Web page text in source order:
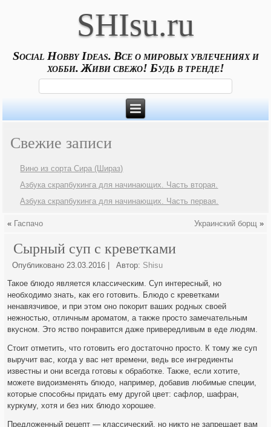
SHIsu.ru
Social Hobby Ideas. Все о мировых увлечениях и
хобби. Живи свежо! Будь в тренде!
Свежие записи
Вино из сорта Сира (Шираз)
Азбука скрапбукинга для начинающих. Часть вторая.
Азбука скрапбукинга для начинающих. Часть первая.
« Гаспачо Украинский борщ»
Сырный суп с креветками
Опубликовано 23.03.2016 Автор: Shisu
Такое блюдо является классическим. Суп интересный, но
необходимо знать, как его готовить. Блюдо с креветками
ненавязчивое, и при этом оно покорит ваших родных своей
нежностью, отличным ароматом, а также просто замечательным
вкусном. Это яство понравится даже привередливым в еде людям.
Стоит отметить, что готовить его достаточно просто. К тому же суп
выручит вас, когда у вас нет времени, ведь все ингредиенты
известны и они всегда готовы к обработке. Также, если хотите,
можете видоизменять блюдо, например, добавив любимые специи,
которые способны придать ему другой цвет: сафлор, шафран,
куркуму, хотя и без них блюдо хорошее.
Предложенный рецепт — классический, но никто не запрещает вам